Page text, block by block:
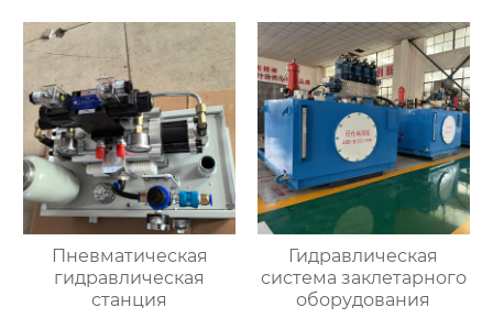
Пневматическая
гидравлическая
станция
Гидравлическая
система заклетарного
оборудования